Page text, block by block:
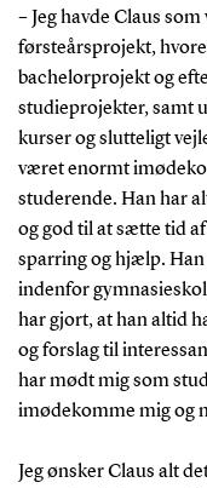
– Jeg havde Claus
førsteårsprojekt,
bachelorprojekt og
studieprojekter, samt
kurser og slutteligt
været enormt
studerende. Han har
og god til at sætte tid
sparring og hjælp. Han
indenfor
har gjort, at han altid
og forslag til
har mødt mig som
imødekomme mig og
Jeg ønsker Claus alt